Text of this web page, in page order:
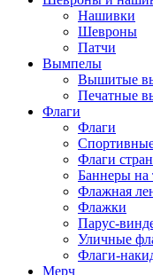
Нашивки
Шевроны
Патчи
Вымпелы
Вышитые
Печатные
Флаги
Флаги
Флаги стран
Баннеры на
Флажная
Флажки
Парус-
Уличные
Флаги-
Мерч